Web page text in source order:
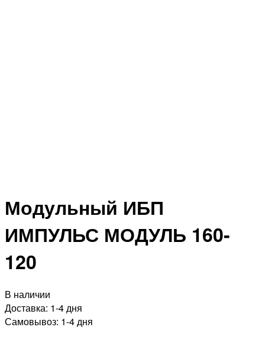
Модульный ИБП
ИМПУЛЬС МОДУЛЬ 160-
120
В наличии
Доставка: 1-4 дня
Самовывоз: 1-4 дня